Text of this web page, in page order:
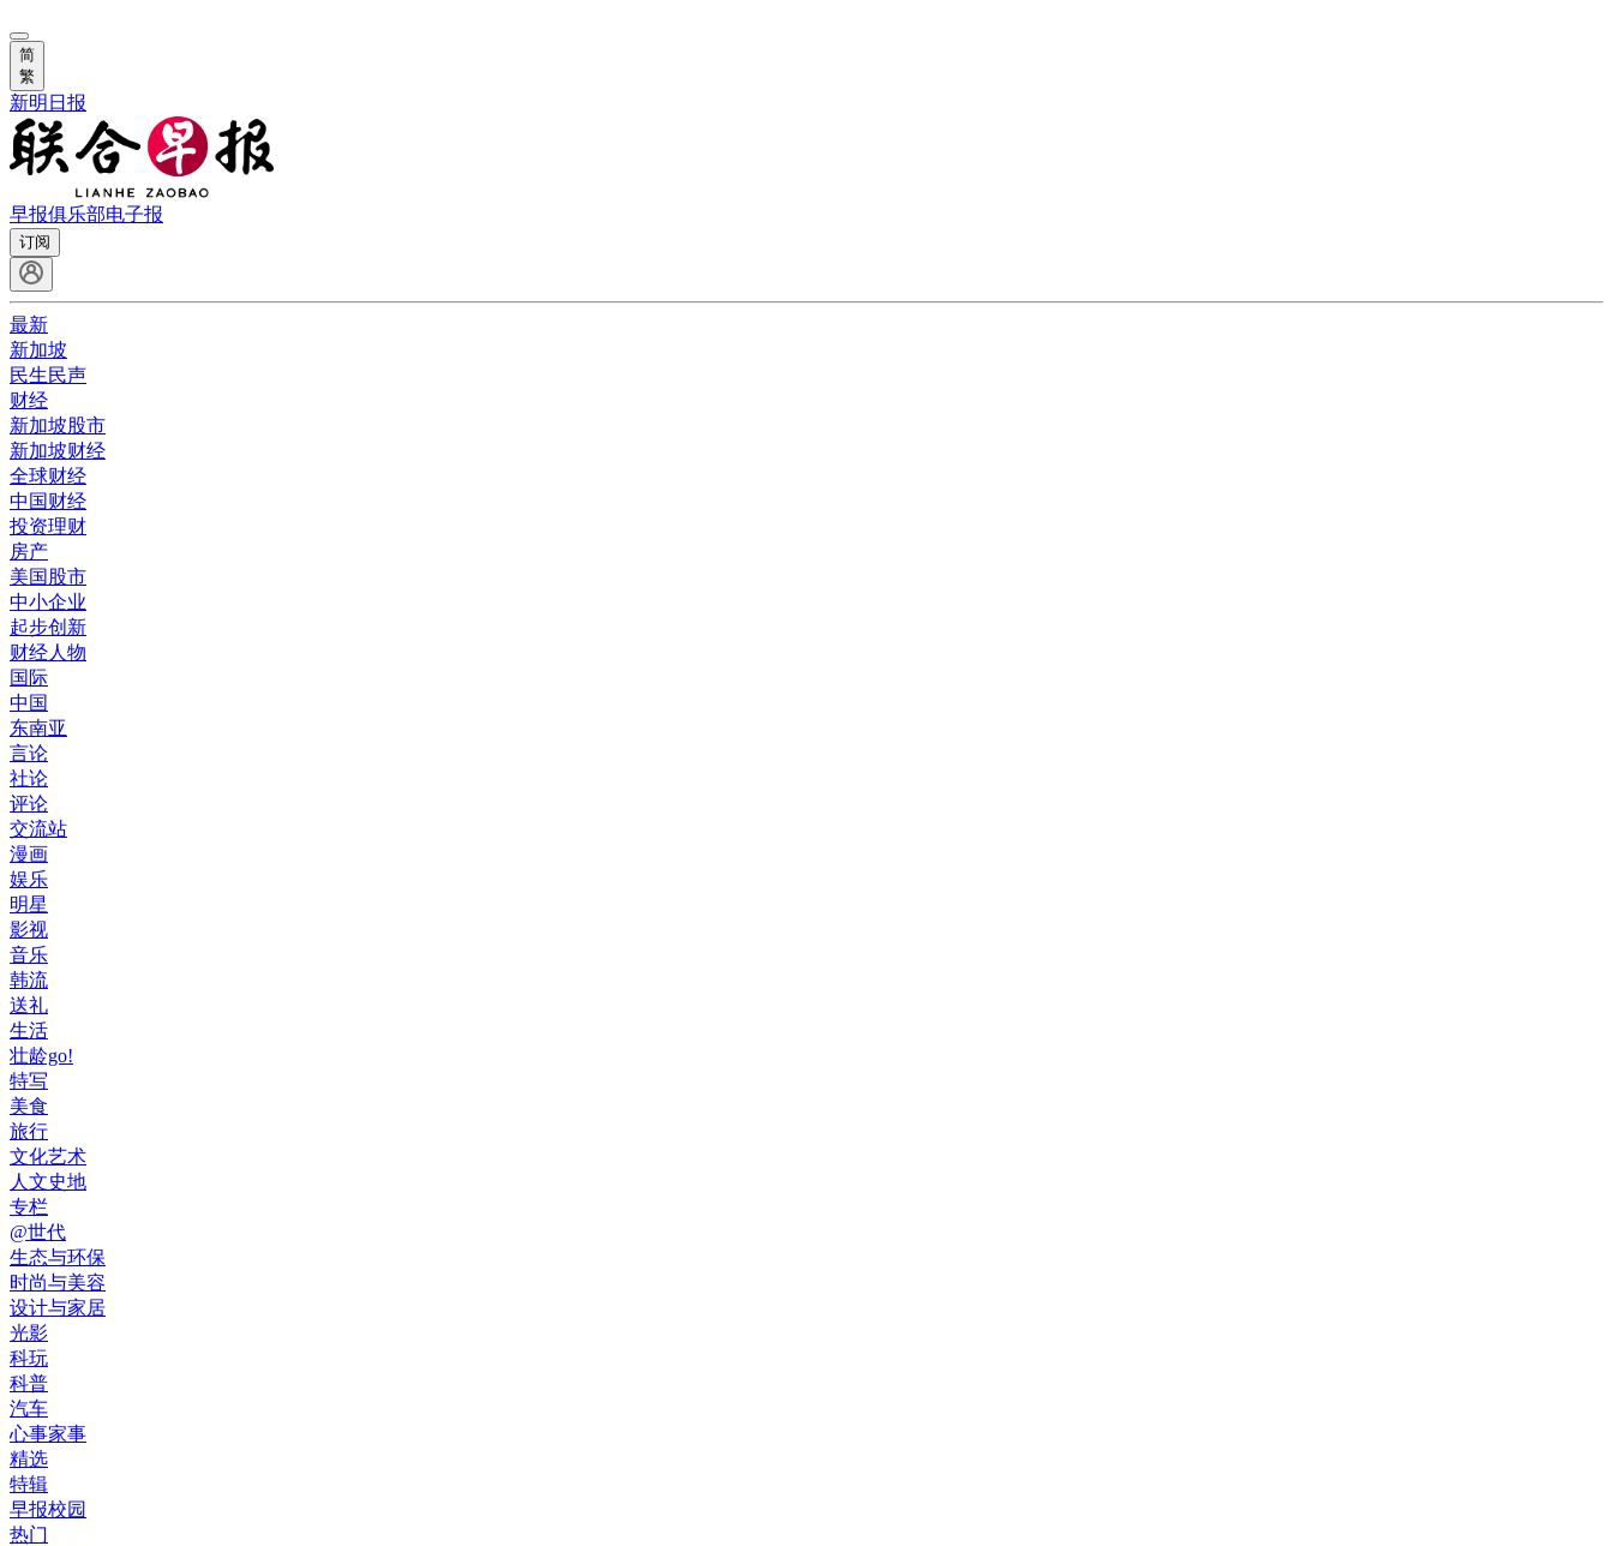
简
繁
新明日报
早报俱乐部电子报
订阅
最新
新加坡
民生民声
财经
新加坡股市
新加坡财经
全球财经
中国财经
投资理财
房产
美国股市
中小企业
起步创新
财经人物
国际
中国
东南亚
言论
社论
评论
交流站
漫画
娱乐
明星
影视
音乐
韩流
送礼
生活
壮龄go!
特写
美食
旅行
文化艺术
人文史地
专栏
@世代
生态与环保
时尚与美容
设计与家居
光影
科玩
科普
汽车
心事家事
精选
特辑
早报校园
热门